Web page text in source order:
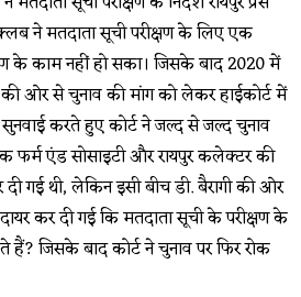
ने मतदाता सूची परीक्षण के लिए एक
के काम नहीं हो सका। जिसके बाद 2020 में
ओर से चुनाव की मांग को लेकर हाईकोर्ट में
करते हुए कोर्ट ने जल्द से जल्द चुनाव
फर्म एंड सोसाइटी और रायपुर कलेक्टर की
दी गई थी, लेकिन इसी बीच डी. बैरागी की ओर
कर दी गई कि मतदाता सूची के परीक्षण के
जिसके बाद कोर्ट ने चुनाव पर फिर रोक